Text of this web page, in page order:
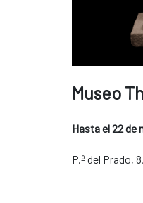
Museo
Hasta el 22 de
P.º del Prado,